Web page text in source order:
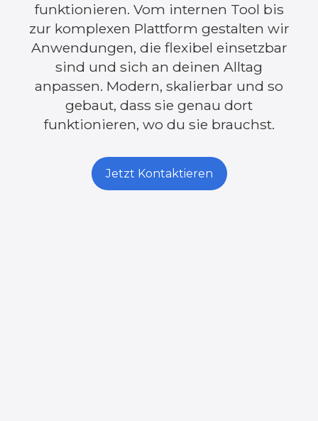
funktionieren. Vom internen Tool bis
zur komplexen Plattform gestalten wir
Anwendungen, die flexibel einsetzbar
sind und sich an deinen Alltag
anpassen. Modern, skalierbar und so
gebaut, dass sie genau dort
funktionieren, wo du sie brauchst.
Jetzt Kontaktieren